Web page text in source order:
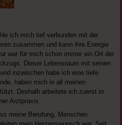
ich mich tief verbunden mit der
zusammen und kann ihre Energie
war für mich schon immer ein Ort der
Dieser Lebensraum mit seinen
inzwischen habe ich eine tiefe
haben mich in all meinen
Deshalb arbeitete ich zuerst in
Arztpraxis.
meine Berufung, Menschen